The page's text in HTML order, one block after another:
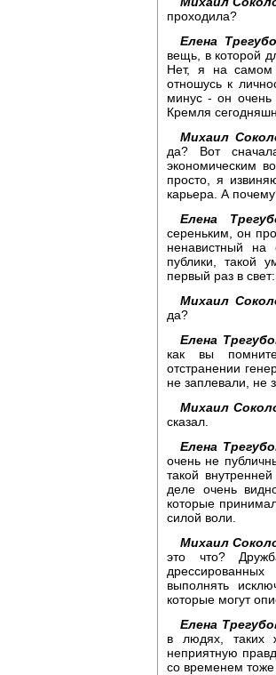
проходила?
Елена
вещь, в которой
Нет, я на самом
отношусь к
минус - он очень
Кремля
Михаил
да? Вот
экономическим
просто, я
карьера. А
Елена
сереньким, он
ненавистный на
публики, такой
первый раз в свет:
Михаил
да?
Елена
как вы
отстранении
не заплевали, не
Михаил
сказал.
Елена
очень не
такой
деле очень
которые
силой воли.
Михаил
это что?
выполнять
которые могут
Елена
в людях, таких
неприятную
со временем